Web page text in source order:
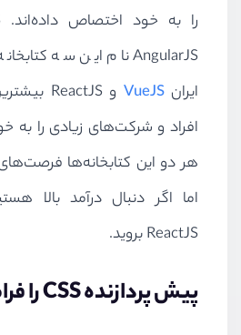
را به خود اختصاص داده‌اند.
AngularJSنام این سه
ایرانVueJS وReactJS
افراد و شرکت‌های زیادی را به
هر دو این کتابخانه‌ها
اما اگر دنبال درآمد بالا
ReactJSبروید.
پیش پردازندهCSSرا